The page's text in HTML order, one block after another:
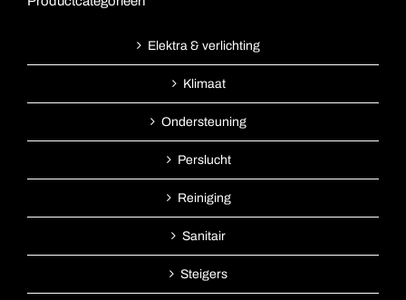
Elektra & verlichting
Klimaat
Ondersteuning
Perslucht
Reiniging
Sanitair
Steigers